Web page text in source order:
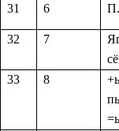
31 6
32 7
33 8